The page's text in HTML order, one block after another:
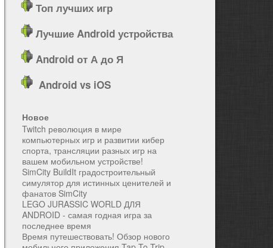
Топ лучших игр
Лучшие Android устройства
Android от А до Я
Android vs iOS
Новое
Twitch революция в мире
компьютерных игр и развитии кибер
спорта, трансляции разных игр на
вашем мобильном устройстве!
SimCity BuildIt градостроительный
симулятор для истинных ценителей и
фанатов SimCity
LEGO JURASSIC WORLD ДЛЯ
ANDROID - самая годная игра за
последнее время
Время путешествовать! Обзор нового